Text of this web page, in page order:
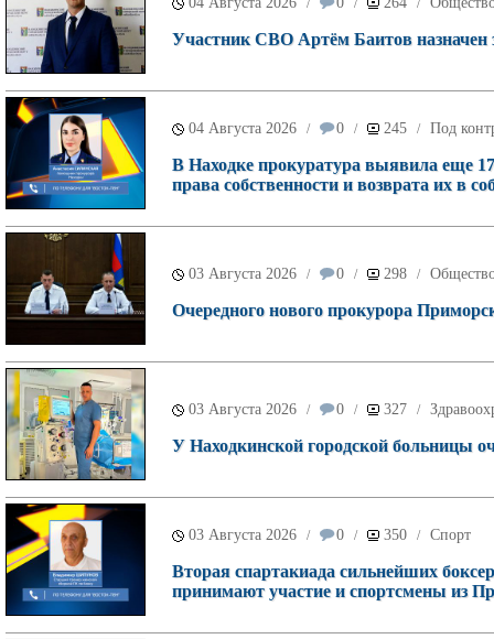
/ / /
Участник СВО Артём Баитов назначен
04 Августа 2026 / 0 / 245 / Под
В Находке прокуратура выявила еще
права собственности и возврата их в
03 Августа 2026 / 0 / 298 /
Очередного нового прокурора
03 Августа 2026 / 0 / 327 /
У Находкинской городской больницы
03 Августа 2026 / 0 / 350 / Спорт
Вторая спартакиада сильнейших
принимают участие и спортсмены из